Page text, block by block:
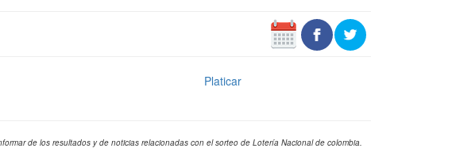
Platicar
de los resultados y de noticias relacionadas con el sorteo de Lotería Nacional de colombia.